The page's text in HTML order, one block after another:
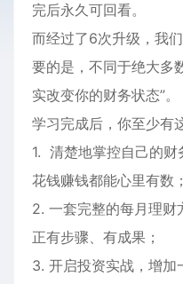
完后永久可回看。
而经过了6次升级，我
要的是，不同于绝大多
实改变你的财务状态”。
学习完成后，你至少有
1. 清楚地掌控自己的财
花钱赚钱都能心里有数；
2. 一套完整的每月理
正有步骤、有成果；
3. 开启投资实战，增